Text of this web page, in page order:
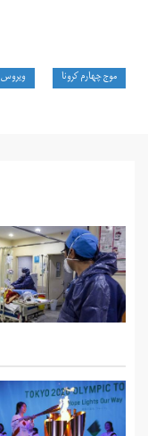
موج چهارم کرونا ویروس